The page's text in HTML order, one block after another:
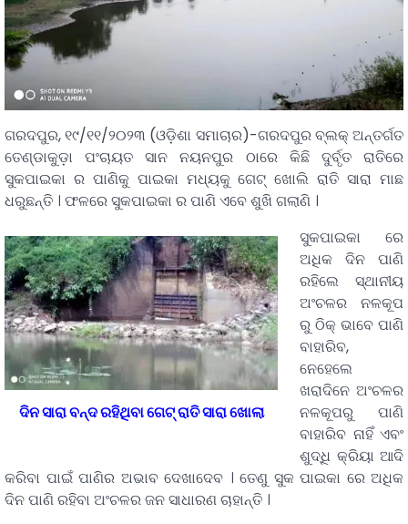
ଗରଦପୁର, ୧୯/୧୧/୨୦୨୩ (ଓଡ଼ିଶା ସମାଚାର)-ଗରଦପୁର ବ୍ଲକ୍ ଅନ୍ତର୍ଗତ
ତେଣ୍ଡାକୁଡ଼ା ପଂଚାୟତ ସାନ ନୟନପୁର ଠାରେ କିଛି ଦୁର୍ବୃତ ରାତିରେ
ସୁକପାଇକା ର ପାଣିକୁ ପାଇକା ମଧ୍ୟକୁ ଗେଟ୍ ଖୋଲି ରାତି ସାରା ମାଛ
ଧରୁଛନ୍ତି । ଫଳରେ ସୁକପାଇକା ର ପାଣି ଏବେ ଶୁଖି ଗଲାଣି ।
ଦିନ ସାରା ବନ୍ଦ ରହିଥିବା ଗେଟ୍ ରାତି ସାରା ଖୋଲା
ସୁକପାଇକା ରେ
ଅଧିକ ଦିନ ପାଣି
ରହିଲେ ସ୍ଥାନୀୟ
ଅଂଚଳର ନଳକୂପ
ରୁ ଠିକ୍ ଭାବେ ପାଣି
ବାହାରିବ,
ନେହେଲେ
ଖରାଦିନେ ଅଂଚଳର
ନଳକୂପରୁ ପାଣି
ବାହାରିବ ନାହିଁ ଏବଂ
ଶୁଦ୍ଧି କ୍ରିୟା ଆଦି
କରିବା ପାଇଁ ପାଣିର ଅଭାବ ଦେଖାଦେବ । ତେଣୁ ସୁକ ପାଇକା ରେ ଅଧିକ
ଦିନ ପାଣି ରହିବା ଅଂଚଳର ଜନ ସାଧାରଣ ଚାହାନ୍ତି ।